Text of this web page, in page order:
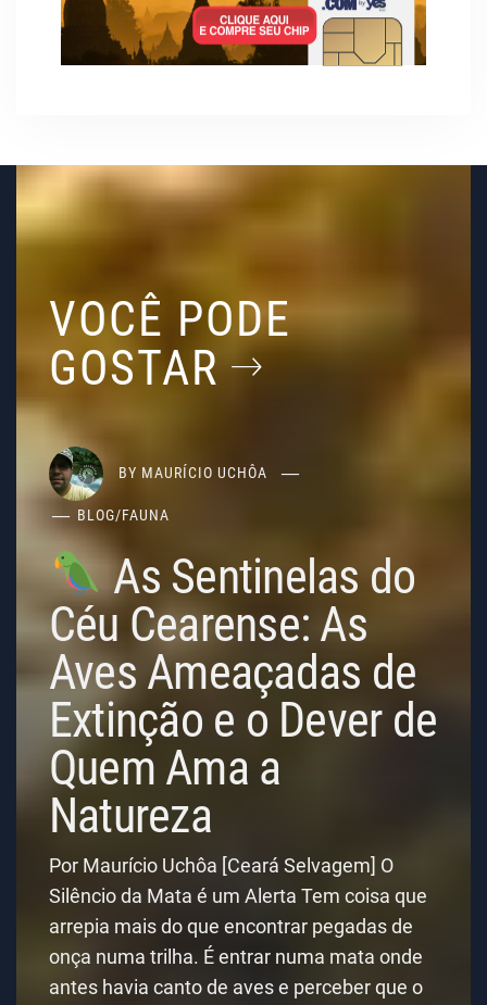
VOCÊ PODE
GOSTAR
BY MAURÍCIO UCHÔA
BLOG/FAUNA
As Sentinelas do
Céu Cearense: As
Aves Ameaçadas de
Extinção e o Dever de
Quem Ama a
Natureza
Por Maurício Uchôa [Ceará Selvagem] O
Silêncio da Mata é um Alerta Tem coisa que
arrepia mais do que encontrar pegadas de
onça numa trilha. É entrar numa mata onde
antes havia canto de aves e perceber que o